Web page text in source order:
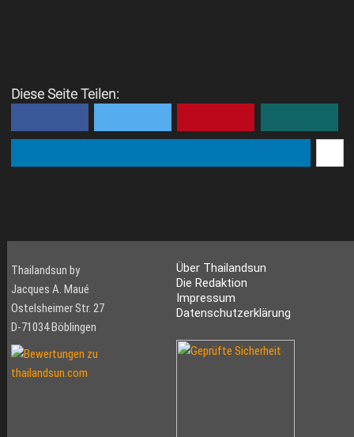
Diese Seite Teilen:
Thailandsun by
Jacques A. Maué
Ostelsheimer Str. 27
D-71034 Böblingen
Über Thailandsun
Die Redaktion
Impressum
Datenschutzerklärung